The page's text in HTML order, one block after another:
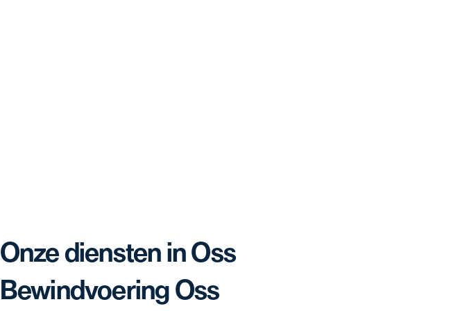
Onze diensten in Oss
Bewindvoering Oss